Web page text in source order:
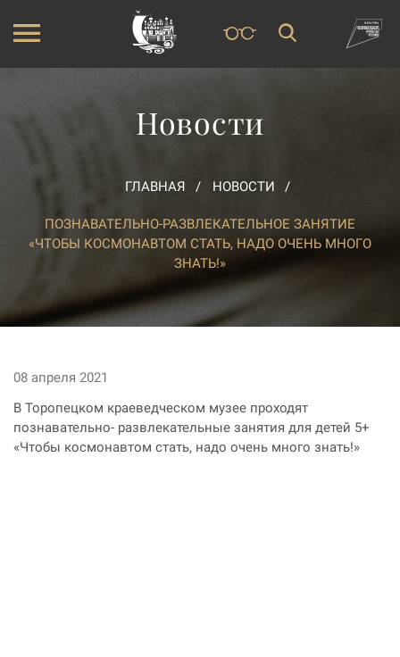
Новости
ГЛАВНАЯ НОВОСТИ
ПОЗНАВАТЕЛЬНО-РАЗВЛЕКАТЕЛЬНОЕ ЗАНЯТИЕ
«ЧТОБЫ КОСМОНАВТОМ СТАТЬ, НАДО ОЧЕНЬ МНОГО
ЗНАТЬ!»
08 апреля 2021
В Торопецком краеведческом музее проходят
познавательно- развлекательные занятия для детей 5+
«Чтобы космонавтом стать, надо очень много знать!»